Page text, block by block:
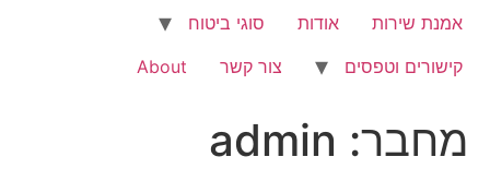
אמנת שירות אודות
סוגי ביטוח
קישורים וטפסים
צור קשר About
מחבר: admin